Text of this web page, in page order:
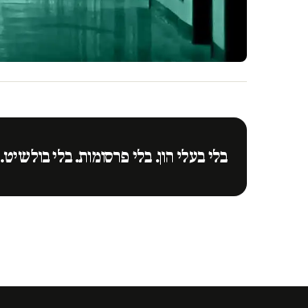
בלי בעלי הון. בלי פרסומות. בלי בולשיט.